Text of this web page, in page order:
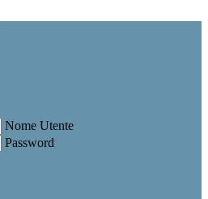
Nome Utente
Password